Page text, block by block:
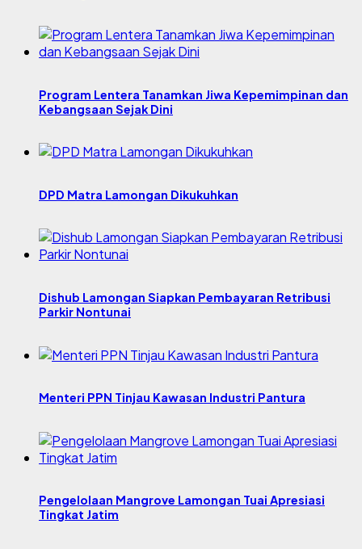
Program Lentera Tanamkan Jiwa Kepemimpinan dan
Kebangsaan Sejak Dini
DPD Matra Lamongan Dikukuhkan
Dishub Lamongan Siapkan Pembayaran Retribusi
Parkir Nontunai
Menteri PPN Tinjau Kawasan Industri Pantura
Pengelolaan Mangrove Lamongan Tuai Apresiasi
Tingkat Jatim